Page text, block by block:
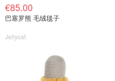
€85.00
巴塞罗熊 毛绒毯子
Jellycat